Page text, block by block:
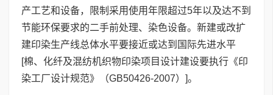
产工艺和设备，限制采用使用年限超过5年以及达不到
节能环保要求的二手前处理、染色设备。新建或改扩
建印染生产线总体水平要接近或达到国际先进水平
[棉、化纤及混纺机织物印染项目设计建设要执行《印
染工厂设计规范》（GB50426-2007）]。